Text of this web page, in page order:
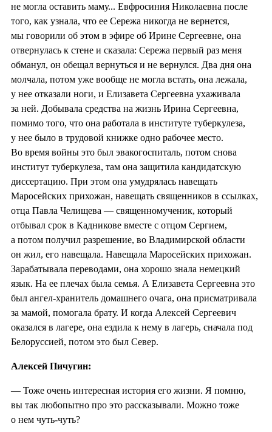
не могла оставить маму... Евфросиния Николаевна после
того, как узнала, что ее Сережа никогда не вернется,
мы говорили об этом в эфире об Ирине Сергеевне, она
отвернулась к стене и сказала: Сережа первый раз меня
обманул, он обещал вернуться и не вернулся. Два дня она
молчала, потом уже вообще не могла встать, она лежала,
у нее отказали ноги, и Елизавета Сергеевна ухаживала
за ней. Добывала средства на жизнь Ирина Сергеевна,
помимо того, что она работала в институте туберкулеза,
у нее было в трудовой книжке одно рабочее место.
Во время войны это был эвакогоспиталь, потом снова
институт туберкулеза, там она защитила кандидатскую
диссертацию. При этом она умудрялась навещать
Маросейских прихожан, навещать священников в ссылках,
отца Павла Челищева — священномученик, который
отбывал срок в Кадникове вместе с отцом Сергием,
а потом получил разрешение, во Владимирской области
он жил, его навещала. Навещала Маросейских прихожан.
Зарабатывала переводами, она хорошо знала немецкий
язык. На ее плечах была семья. А Елизавета Сергеевна это
был ангел-хранитель домашнего очага, она присматривала
за мамой, помогала брату. И когда Алексей Сергеевич
оказался в лагере, она ездила к нему в лагерь, сначала под
Белоруссией, потом это был Север.
Алексей Пичугин:
— Тоже очень интересная история его жизни. Я помню,
вы так любопытно про это рассказывали. Можно тоже
о нем чуть-чуть?